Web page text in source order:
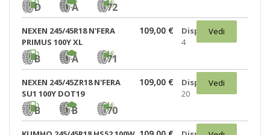
D A 72
NEXEN 245/45R18 N'FERA
PRIMUS 100Y XL
B A 71
109,00 €
Disponibili:
4
Vedi
NEXEN 245/45ZR18 N'FERA
SU1 100Y DOT19
B B 70
109,00 €
Disponibili:
20
Vedi